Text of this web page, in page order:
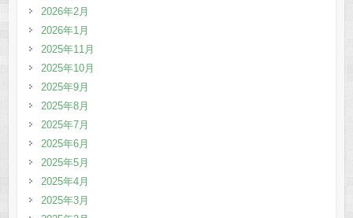
2026年2月
2026年1月
2025年11月
2025年10月
2025年9月
2025年8月
2025年7月
2025年6月
2025年5月
2025年4月
2025年3月